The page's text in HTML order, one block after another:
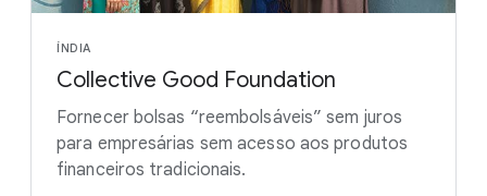
ÍNDIA
Collective Good Foundation
Fornecer bolsas “reembolsáveis” sem juros
para empresárias sem acesso aos produtos
financeiros tradicionais.